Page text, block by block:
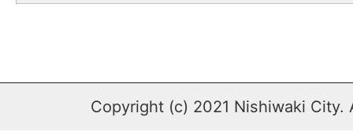
Copyright (c) 2021 Nishiwaki City.